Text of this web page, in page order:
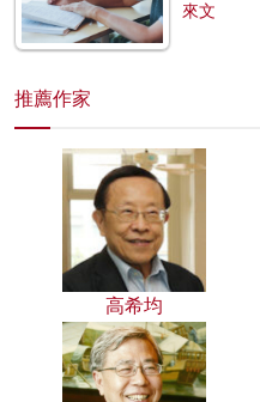
來文
推薦作家
高希均